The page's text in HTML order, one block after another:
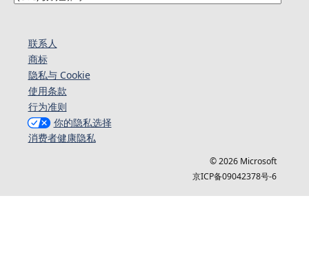
联系人
商标
隐私与 Cookie
使用条款
行为准则
你的隐私选择
消费者健康隐私
© 2026 Microsoft
京ICP备09042378号-6